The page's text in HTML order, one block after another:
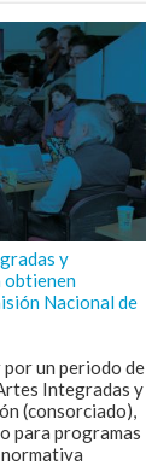
y
obtienen
Nacional de
un periodo de
Integradas y
(consorciado),
para programas